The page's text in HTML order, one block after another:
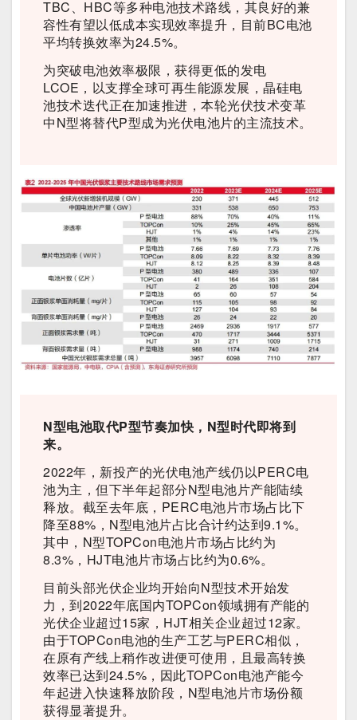
TBC、HBC等多种电池技术路线，其良好的兼
容性有望以低成本实现效率提升，目前BC电池
平均转换效率为24.5%。
为突破电池效率极限，获得更低的发电
LCOE，以支撑全球可再生能源发展，晶硅电
池技术迭代正在加速推进，本轮光伏技术变革
中N型将替代P型成为光伏电池片的主流技术。
N型电池取代P型节奏加快，N型时代即将到
来。
2022年，新投产的光伏电池产线仍以PERC电
池为主，但下半年起部分N型电池片产能陆续
释放。截至去年底，PERC电池片市场占比下
降至88%，N型电池片占比合计约达到9.1%。
其中，N型TOPCon电池片市场占比约为
8.3%，HJT电池片市场占比约为0.6%。
目前头部光伏企业均开始向N型技术开始发
力，到2022年底国内TOPCon领域拥有产能的
光伏企业超过15家，HJT相关企业超过12家。
由于TOPCon电池的生产工艺与PERC相似，
在原有产线上稍作改进便可使用，且最高转换
效率已达到24.5%，因此TOPCon电池产能今
年起进入快速释放阶段，N型电池片市场份额
获得显著提升。